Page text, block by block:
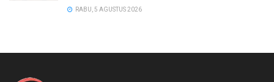
RABU, 5 AGUSTUS 2026